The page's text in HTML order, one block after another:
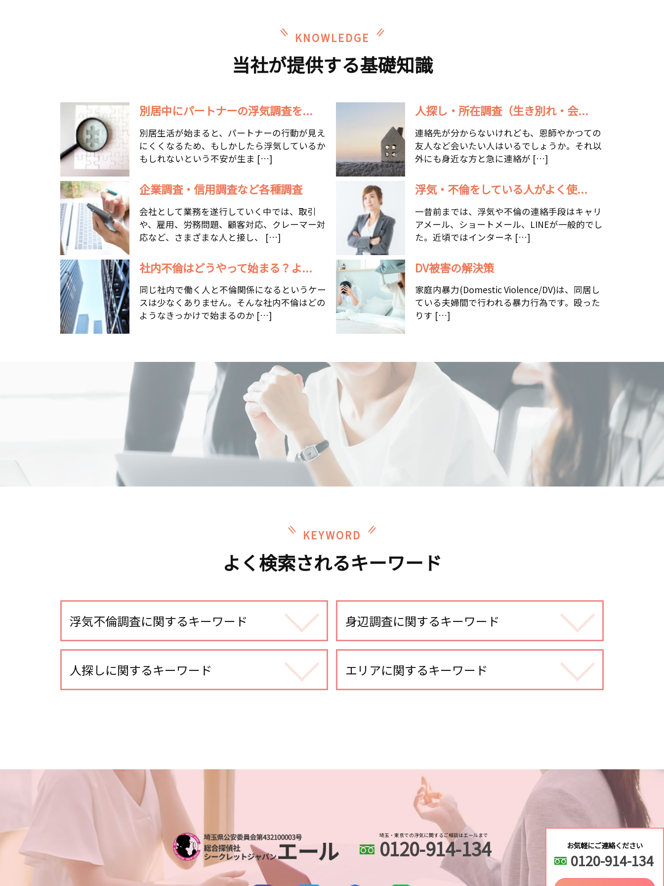
KNOWLEDGE
当社が提供する基礎知識
別居中にパートナーの浮気調査を...
別居生活が始まると、パートナーの行動が見え
にくくなるため、もしかしたら浮気しているか
もしれないという不安が生ま […]
人探し・所在調査（生き別れ・会...
連絡先が分からないけれども、恩師やかつての
友人など会いたい人はいるでしょうか。それ以
外にも身近な方と急に連絡が […]
企業調査・信用調査など各種調査
会社として業務を遂行していく中では、取引
や、雇用、労務問題、顧客対応、クレーマー対
応など、さまざまな人と接し、 […]
浮気・不倫をしている人がよく使...
一昔前までは、浮気や不倫の連絡手段はキャリ
アメール、ショートメール、LINEが一般的でし
た。近頃ではインターネ […]
社内不倫はどうやって始まる？よ...
同じ社内で働く人と不倫関係になるというケー
スは少なくありません。そんな社内不倫はどの
ようなきっかけで始まるのか […]
DV被害の解決策
家庭内暴力(Domestic Violence/DV)は、同居し
ている夫婦間で行われる暴力行為です。殴った
りす […]
KEYWORD
よく検索されるキーワード
浮気不倫調査に関するキーワード
浮気 する 女 特徴
探偵 報告書
不倫調査 訴えられる
不倫調査 探偵 空振り
不倫調査 費用
不倫 慰謝料 相場
浮気調査 探偵 費用相場
浮気調査 スマホ
浮気調査 探偵 方法
不倫調査 探偵 期間
身辺調査に関するキーワード
身辺調査 どうやって 調べる
身辺調査 結婚
身辺調査 違法
ストーカー被害 対策 探偵
婚前調査 どこまで
身辺調査 結婚 借金
身辺調査 どこまでわかる 結婚
身辺調査 会社
身辺調査 どうやって
身辺調査 意味
人探しに関するキーワード
家出調査 探偵
探偵 生き別れ 人探し
出会い工作 探偵
人探し どうやって
人探し 手がかりなし
別れ工作 探偵
各種工作 探偵
行方不明 人探し
出会い工作
人探し 自力
エリアに関するキーワード
北与野 身辺調査
さいたま市 浮気不倫調査
さいたま市 身辺調査
本川越的場 人探し
川越 浮気不倫調査
所沢市 浮気不倫調査
埼玉・東京での浮気に関するご相談はエールまで
0120-914-134 お気軽にご連絡ください
0120-914-134